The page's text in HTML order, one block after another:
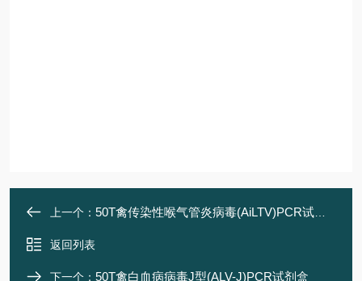
上一个： 50T禽传染性喉气管炎病毒(AiLTV)PCR试剂盒
返回列表
下一个： 50T禽白血病病毒J型(ALV-J)PCR试剂盒